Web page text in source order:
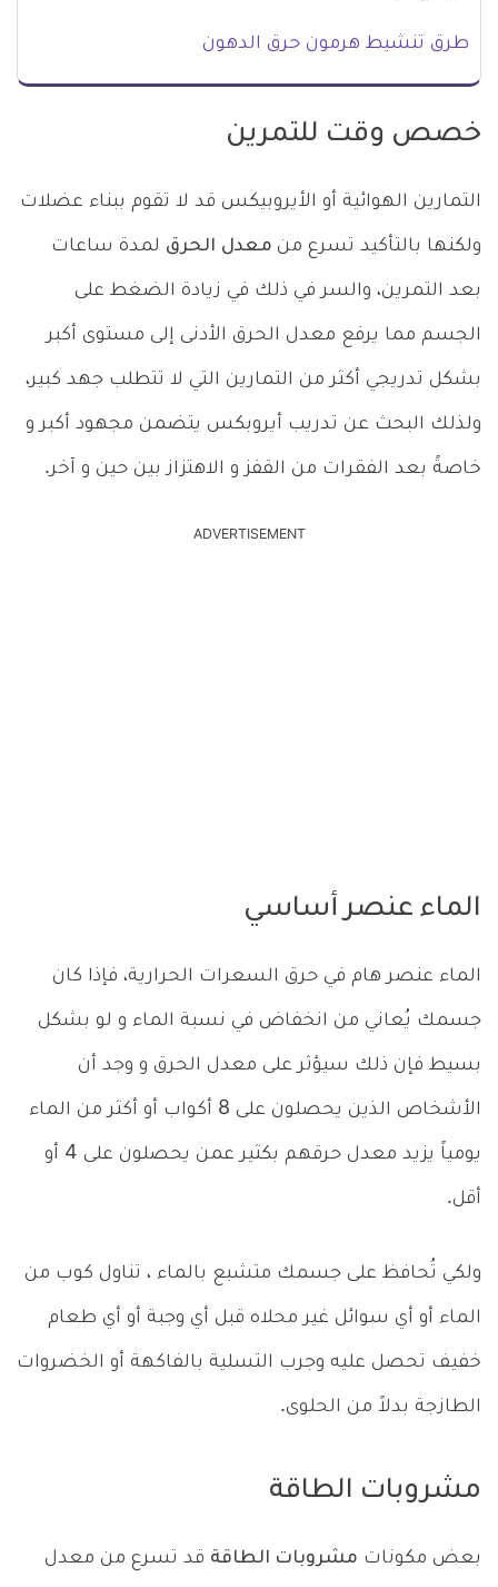
طرق تنشيط هرمون حرق الدهون
خصص وقت للتمرين
التمارين الهوائية أو الأيروبيكس قد لا تقوم ببناء عضلات
ولكنها بالتأكيد تسرع من معدل الحرق لمدة ساعات
بعد التمرين، والسر في ذلك في زيادة الضغط على
الجسم مما يرفع معدل الحرق الأدنى إلى مستوى أكبر
بشكل تدريجي أكثر من التمارين التي لا تتطلب جهد كبير،
ولذلك البحث عن تدريب أيروبكس يتضمن مجهود أكبر و
خاصةً بعد الفقرات من القفز و الاهتزاز بين حين و آخر.
ADVERTISEMENT
الماء عنصر أساسي
الماء عنصر هام في حرق السعرات الحرارية، فإذا كان
جسمك يُعاني من انخفاض في نسبة الماء و لو بشكل
بسيط فإن ذلك سيؤثر على معدل الحرق و وجد أن
الأشخاص الذين يحصلون على 8 أكواب أو أكثر من الماء
يومياً يزيد معدل حرقهم بكثير عمن يحصلون على 4 أو
أقل.
ولكي تُحافظ على جسمك متشبع بالماء ، تناول كوب من
الماء أو أي سوائل غير محلاه قبل أي وجبة أو أي طعام
خفيف تحصل عليه وجرب التسلية بالفاكهة أو الخضروات
الطازجة بدلاً من الحلوى.
مشروبات الطاقة
بعض مكونات مشروبات الطاقة قد تسرع من معدل